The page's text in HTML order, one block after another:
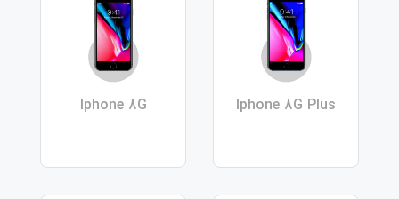
Iphone 8G Plus
Iphone 8G